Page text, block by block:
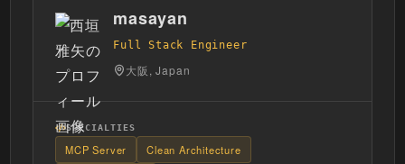
masayan
Full Stack Engineer
大阪, Japan
SPECIALTIES
MCP Server
Clean Architecture